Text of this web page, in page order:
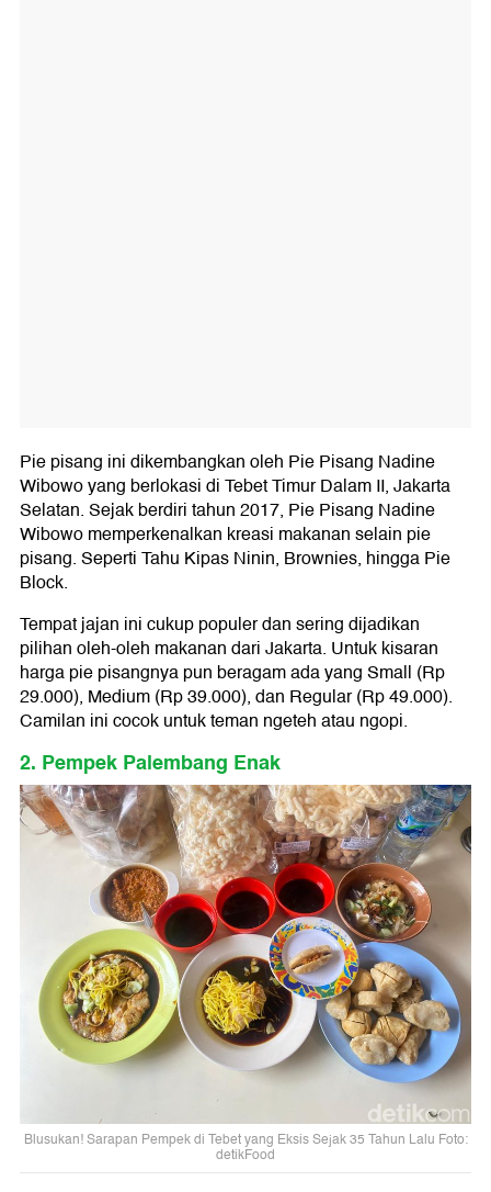
Pie pisang ini dikembangkan oleh Pie Pisang Nadine
Wibowo yang berlokasi di Tebet Timur Dalam II, Jakarta
Selatan. Sejak berdiri tahun 2017, Pie Pisang Nadine
Wibowo memperkenalkan kreasi makanan selain pie
pisang. Seperti Tahu Kipas Ninin, Brownies, hingga Pie
Block.
Tempat jajan ini cukup populer dan sering dijadikan
pilihan oleh-oleh makanan dari Jakarta. Untuk kisaran
harga pie pisangnya pun beragam ada yang Small (Rp
29.000), Medium (Rp 39.000), dan Regular (Rp 49.000).
Camilan ini cocok untuk teman ngeteh atau ngopi.
2. Pempek Palembang Enak
Blusukan! Sarapan Pempek di Tebet yang Eksis Sejak 35 Tahun Lalu Foto:
detikFood